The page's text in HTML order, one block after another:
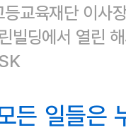
등교육재단 이사
빌딩에서 열린
든 일들은